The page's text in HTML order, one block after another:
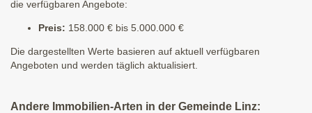
die verfügbaren Angebote:
Preis: 158.000 € bis 5.000.000 €
Die dargestellten Werte basieren auf aktuell verfügbaren
Angeboten und werden täglich aktualisiert.
Andere Immobilien-Arten in der Gemeinde Linz: